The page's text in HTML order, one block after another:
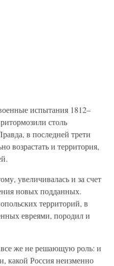
испытания 1812–
столь
в последней трети
возрастать и территория,
увеличивалась и за счет
новых подданных.
территорий, в
евреями, породил и
же не решающую роль: и
какой Россия неизменно